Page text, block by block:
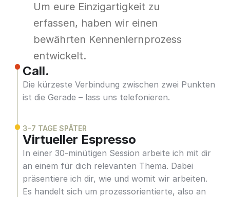
Um eure Einzigartigkeit zu
erfassen, haben wir einen
bewährten Kennenlernprozess
entwickelt.
Call.
Die kürzeste Verbindung zwischen zwei Punkten
ist die Gerade – lass uns telefonieren.
3-7 TAGE SPÄTER
Virtueller Espresso
In einer 30-minütigen Session arbeite ich mit dir
an einem für dich relevanten Thema. Dabei
präsentiere ich dir, wie und womit wir arbeiten.
Es handelt sich um prozessorientierte, also an